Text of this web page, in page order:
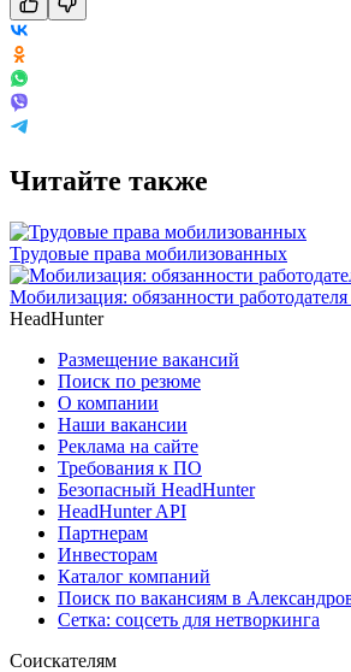
Читайте также
Трудовые права мобилизованных
Мобилизация: обязанности
HeadHunter
Размещение вакансий
Поиск по резюме
О компании
Наши вакансии
Реклама на сайте
Требования к ПО
Безопасный HeadHunter
HeadHunter API
Партнерам
Инвесторам
Каталог компаний
Поиск по вакансиям в
Сетка: соцсеть для нетворкинга
Соискателям